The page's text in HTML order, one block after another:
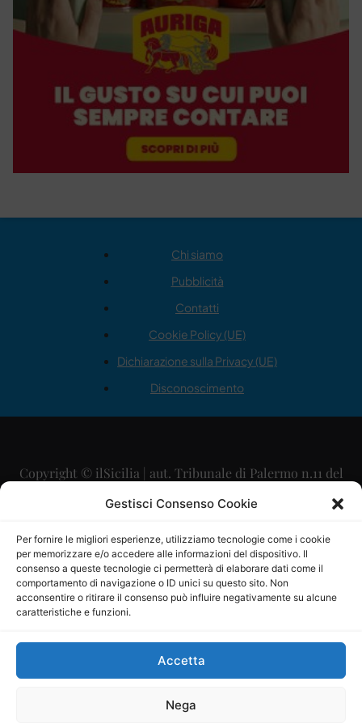
Gestisci Consenso Cookie
Per fornire le migliori esperienze, utilizziamo tecnologie come i cookie
per memorizzare e/o accedere alle informazioni del dispositivo. Il
consenso a queste tecnologie ci permetterà di elaborare dati come il
comportamento di navigazione o ID unici su questo sito. Non
acconsentire o ritirare il consenso può influire negativamente su alcune
caratteristiche e funzioni.
Accetta
Nega
Chi siamo
Pubblicità
Contatti
Cookie Policy (UE)
Dichiarazione sulla Privacy (UE)
Disconoscimento
Copyright © ilSicilia | aut. Tribunale di Palermo n.11 del
29/09/2015
Direttore Editoriale: Maurizio Scaglione
Direttore Responsabile: Maria Calabrese
P.IVA: 06334930820
Mercurio Comunicazione Società Cooperativa a r.l. è
iscritta al Registro degli Operatori di Comunicazione al